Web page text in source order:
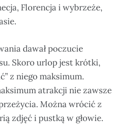
Florencja i wybrzeże,
dawał poczucie
Skoro urlop jest krótki,
z niego maksimum.
atrakcji nie zawsze
Można wrócić z
zdjęć i pustką w głowie.